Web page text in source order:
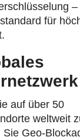
–
für
auf über 50
weltweit
Sie Geo-